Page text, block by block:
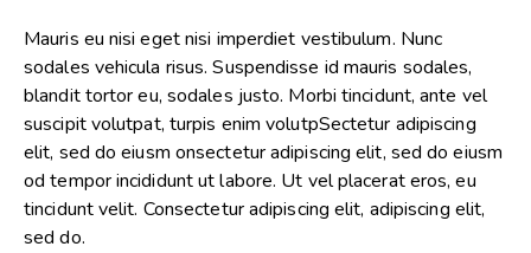
Mauris eu nisi eget nisi imperdiet vestibulum. Nunc
sodales vehicula risus. Suspendisse id mauris sodales,
blandit tortor eu, sodales justo. Morbi tincidunt, ante vel
suscipit volutpat, turpis enim volutpSectetur adipiscing
elit, sed do eiusm onsectetur adipiscing elit, sed do eiusm
od tempor incididunt ut labore. Ut vel placerat eros, eu
tincidunt velit. Consectetur adipiscing elit, adipiscing elit,
sed do.